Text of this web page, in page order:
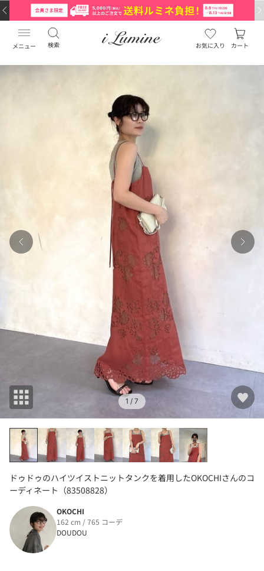
メニュー 検索 お気に入り カート
1 / 7
ドゥドゥのハイツイストニットタンクを着用したOKOCHIさんのコ
ーディネート（83508828）
OKOCHI
162 cm / 765 コーデ
DOUDOU